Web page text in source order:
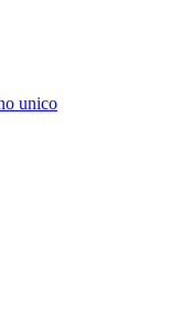
unico